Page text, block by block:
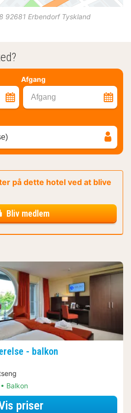
92681 Erbendorf Tyskland
Afgang
Afgang
på dette hotel ved at blive
Bliv medlem
- balkon
Balkon
priser